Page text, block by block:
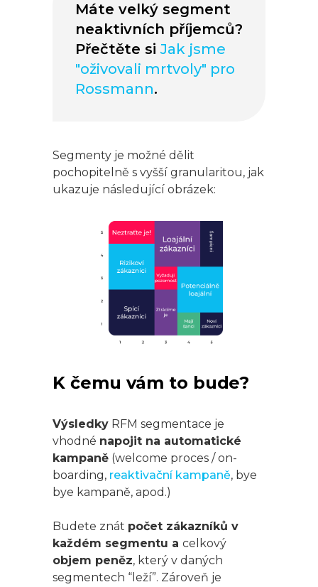
Máte velký segment
neaktivních příjemců?
Přečtěte siJak jsme
"oživovali mrtvoly" pro
Rossmann.
Segmenty je možné dělit
pochopitelně s vyšší granularitou, jak
ukazuje následující obrázek:
K čemu vám to bude?
Výsledky RFM segmentace je
vhodné napojit na automatické
kampaně (welcome proces / on-
boarding, reaktivační kampaně, bye
bye kampaně, apod.)
Budete znát počet zákazníků v
každém segmentu a celkový
objem peněz, který v daných
segmentech “leží”. Zároveň je